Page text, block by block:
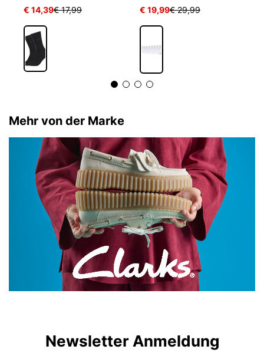
€ 14,39€ 17,99 € 19,99€ 29,99
Mehr von der Marke
Newsletter Anmeldung